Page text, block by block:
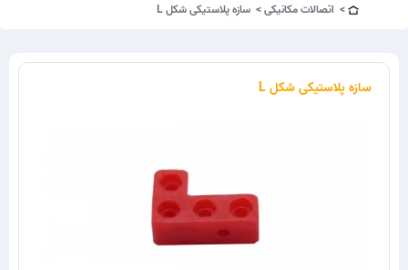
اتصالات مکانیکی سازه پلاستیکی شکل L
سازه پلاستیکی شکل L